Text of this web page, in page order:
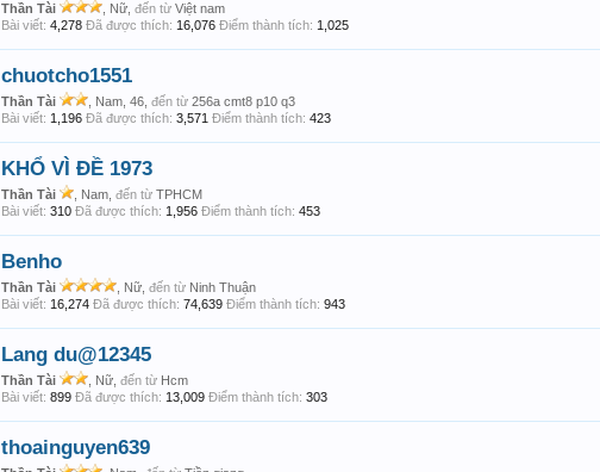
Thần Tài , Nữ, đến từ Việt nam
Bài viết: 4,278 Đã được thích: 16,076 Điểm thành tích: 1,025
chuotcho1551
Thần Tài , Nam, 46, đến từ 256a cmt8 p10 q3
Bài viết: 1,196 Đã được thích: 3,571 Điểm thành tích: 423
KHỔ VÌ ĐỀ 1973
Thần Tài , Nam, đến từ TPHCM
Bài viết: 310 Đã được thích: 1,956 Điểm thành tích: 453
Benho
Thần Tài , Nữ, đến từ Ninh Thuận
Bài viết: 16,274 Đã được thích: 74,639 Điểm thành tích: 943
Lang du@12345
Thần Tài , Nữ, đến từ Hcm
Bài viết: 899 Đã được thích: 13,009 Điểm thành tích: 303
thoainguyen639